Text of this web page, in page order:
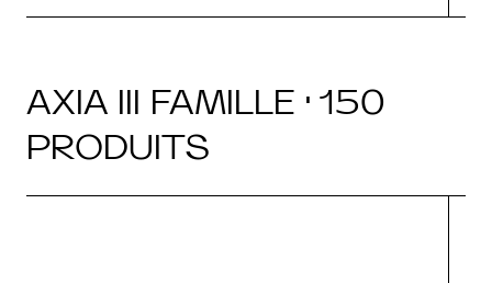
AXIA III FAMILLE · 150
PRODUITS